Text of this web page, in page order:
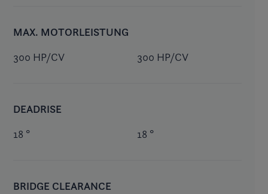
MAX. MOTORLEISTUNG
300 HP/CV 300 HP/CV
DEADRISE
18 ° 18 °
BRIDGE CLEARANCE